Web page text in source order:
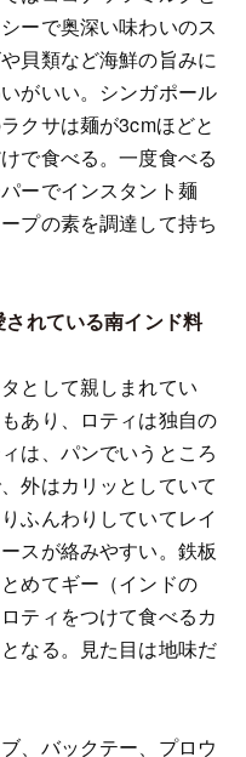
ーで奥深い味わいのス
貝類など海鮮の旨みに
がいい。シンガポール
クサは麺が3cmほどと
で食べる。一度食べる
ーでインスタント麺
プの素を調達して持ち
れている南インド料
として親しまれてい
あり、ロティは独自の
は、パンでいうところ
外はカリッとしていて
ふんわりしていてレイ
スが絡みやすい。鉄板
めてギー（インドの
ティをつけて食べるカ
なる。見た目は地味だ
、バックテー、プロウ